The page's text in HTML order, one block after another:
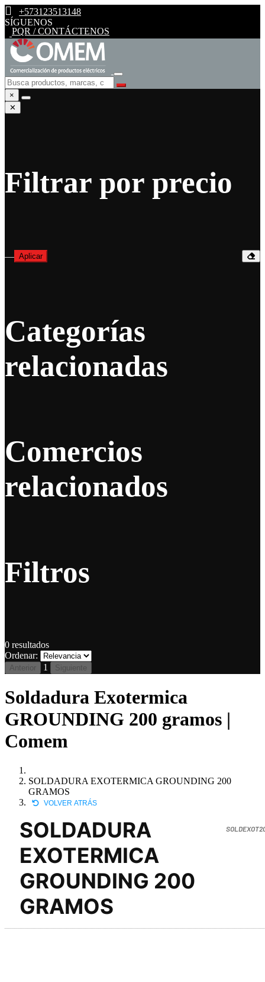
+573123513148
SÍGUENOS
PQR / CONTÁCTENOS
×
✕
Filtrar por precio
— Aplicar
Categorías
relacionadas
Comercios
relacionados
Filtros
0 resultados
Ordenar:
Anterior 1 Siguiente
Soldadura Exotermica
GROUNDING 200 gramos |
Comem
SOLDADURA EXOTERMICA GROUNDING 200
GRAMOS
VOLVER ATRÁS
SOLDADURA
EXOTERMICA
GROUNDING 200
GRAMOS